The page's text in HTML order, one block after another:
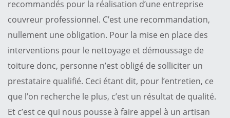
recommandés pour la réalisation d’une entreprise
couvreur professionnel. C’est une recommandation,
nullement une obligation. Pour la mise en place des
interventions pour le nettoyage et démoussage de
toiture donc, personne n’est obligé de solliciter un
prestataire qualifié. Ceci étant dit, pour l’entretien, ce
que l’on recherche le plus, c’est un résultat de qualité.
Et c’est ce qui nous pousse à faire appel à un artisan